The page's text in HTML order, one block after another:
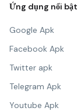
Ứng dụng nổi bật
Google Apk
Facebook Apk
Twitter apk
Telegram Apk
Youtube Apk